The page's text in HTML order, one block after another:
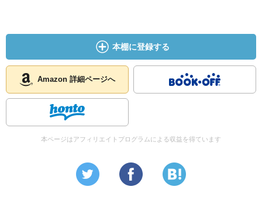
本棚に登録する
Amazon 詳細ページへ
本ページはアフィリエイトプログラムによる収益を得ています